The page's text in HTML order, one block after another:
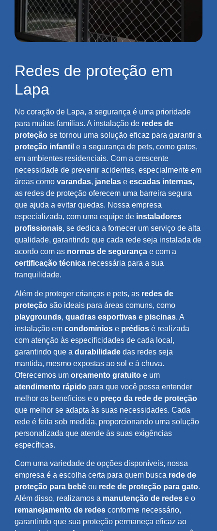
Redes de proteção em
Lapa
No coração de Lapa, a segurança é uma prioridade
para muitas famílias. A instalação de redes de
proteção se tornou uma solução eficaz para garantir a
proteção infantil e a segurança de pets, como gatos,
em ambientes residenciais. Com a crescente
necessidade de prevenir acidentes, especialmente em
áreas como varandas, janelas e escadas internas,
as redes de proteção oferecem uma barreira segura
que ajuda a evitar quedas. Nossa empresa
especializada, com uma equipe de instaladores
profissionais, se dedica a fornecer um serviço de alta
qualidade, garantindo que cada rede seja instalada de
acordo com as normas de segurança e com a
certificação técnica necessária para a sua
tranquilidade.
Além de proteger crianças e pets, as redes de
proteção são ideais para áreas comuns, como
playgrounds, quadras esportivas e piscinas. A
instalação em condomínios e prédios é realizada
com atenção às especificidades de cada local,
garantindo que a durabilidade das redes seja
mantida, mesmo expostas ao sol e à chuva.
Oferecemos um orçamento gratuito e um
atendimento rápido para que você possa entender
melhor os benefícios e o preço da rede de proteção
que melhor se adapta às suas necessidades. Cada
rede é feita sob medida, proporcionando uma solução
personalizada que atende às suas exigências
específicas.
Com uma variedade de opções disponíveis, nossa
empresa é a escolha certa para quem busca rede de
proteção para bebê ou rede de proteção para gato.
Além disso, realizamos a manutenção de redes e o
remanejamento de redes conforme necessário,
garantindo que sua proteção permaneça eficaz ao